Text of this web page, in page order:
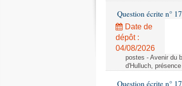
Question écrite n°
Date de
dépôt :
04/08/2026
postes - Avenir du
d'Hulluch,
Question écrite n°